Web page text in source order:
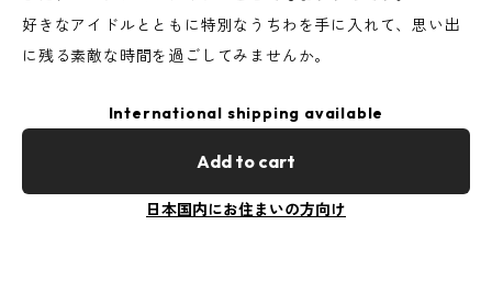
好きなアイドルとともに特別なうちわを手に入れて、思い出
に残る素敵な時間を過ごしてみませんか。
International shipping available
Add to cart
日本国内にお住まいの方向け